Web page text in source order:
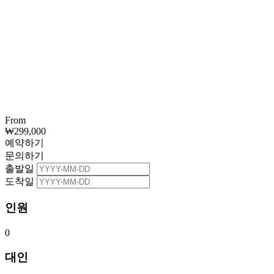
From
₩299,000
예약하기
문의하기
출발일
도착일
인원
0
대인